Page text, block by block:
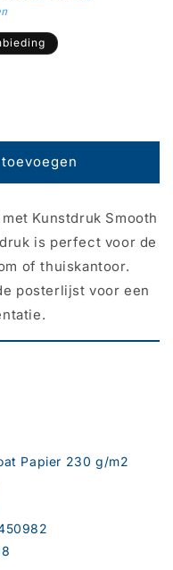
Kunstdruk Smooth
is perfect voor de
of thuiskantoor.
posterlijst voor een
Papier 230 g/m2